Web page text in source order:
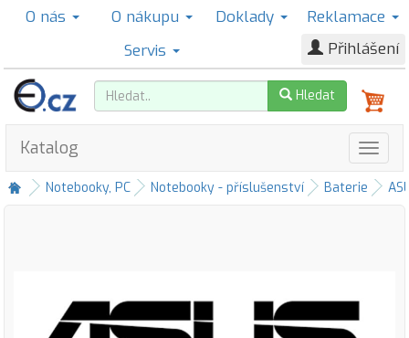
O nás O nákupu Doklady
Reklamace
Servis
Přihlášení
Hledat
Katalog
Notebooky, PC Notebooky - příslušenství Baterie